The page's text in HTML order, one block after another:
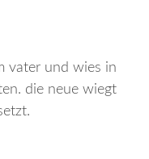
vater und wies in
die neue wiegt